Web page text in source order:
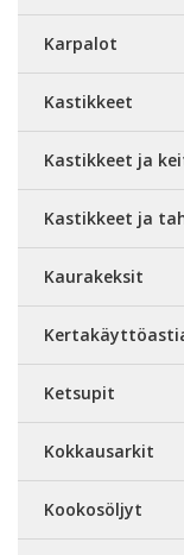
Karpalot
Kastikkeet
Kastikkeet ja
Kastikkeet ja
Kaurakeksit
Ketsupit
Kokkausarkit
Kookosöljyt